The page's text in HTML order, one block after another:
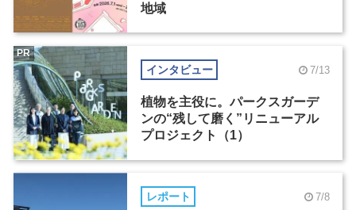
地域
インタビュー 7/13
植物を主役に。パークスガーデ
ンの“残して磨く”リニューアル
プロジェクト（1）
PR
レポート 7/8